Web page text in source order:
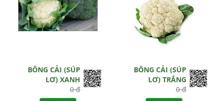
BÔNG CẢI (SÚP
LƠ) XANH
0 đ
BÔNG CẢI (SÚP
LƠ) TRẮNG
0 đ